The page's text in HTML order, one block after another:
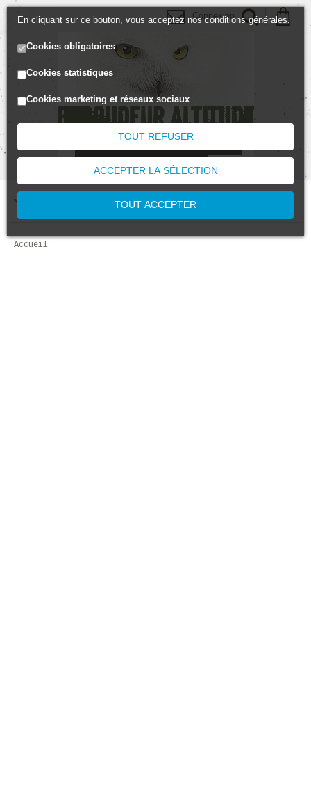
Connexion
MENU
accueil
En cliquant sur ce bouton, vous acceptez nos conditions générales.
Cookies obligatoires
Cookies statistiques
Cookies marketing et réseaux sociaux
TOUT REFUSER
ACCEPTER LA SÉLECTION
TOUT ACCEPTER